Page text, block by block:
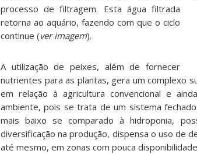
processo de filtragem. Esta água filtrada
retorna ao aquário, fazendo com que o ciclo
continue (ver imagem).
A utilização de peixes, além de fornecer
nutrientes para as plantas, gera um complexo
em relação à agricultura convencional e
ambiente, pois se trata de um sistema
mais baixo se comparado à hidroponia,
diversificação na produção, dispensa o uso de
até mesmo, em zonas com pouca